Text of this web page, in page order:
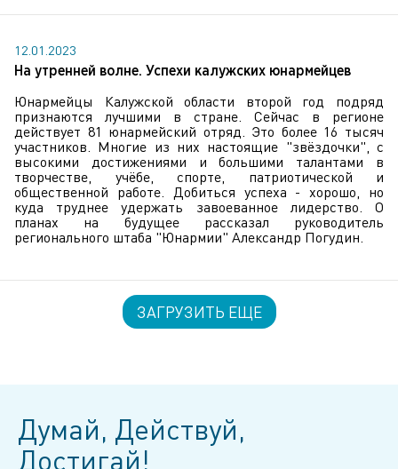
12.01.2023
На утренней волне. Успехи калужских юнармейцев
Юнармейцы Калужской области второй год подряд
признаются лучшими в стране. Сейчас в регионе
действует 81 юнармейский отряд. Это более 16 тысяч
участников. Многие из них настоящие "звёздочки", с
высокими достижениями и большими талантами в
творчестве, учёбе, спорте, патриотической и
общественной работе. Добиться успеха - хорошо, но
куда труднее удержать завоеванное лидерство. О
планах на будущее рассказал руководитель
регионального штаба "Юнармии" Александр Погудин.
ЗАГРУЗИТЬ ЕЩЕ
Думай, Действуй,
Достигай!